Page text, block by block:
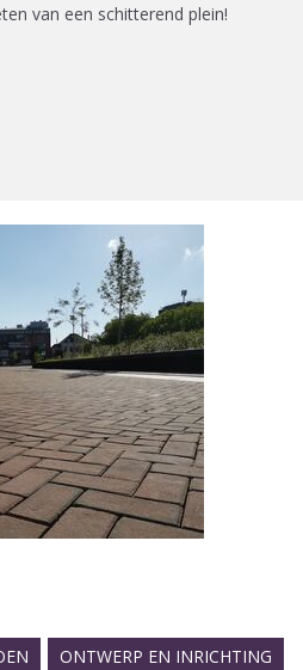
van een schitterend plein!
ONTWERP EN INRICHTING